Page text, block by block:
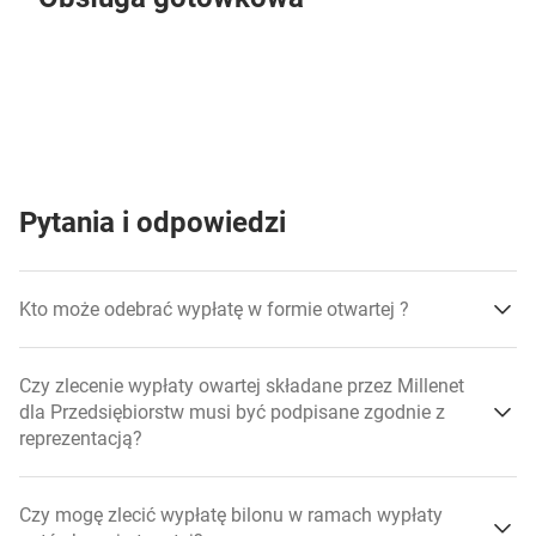
Pytania i odpowiedzi
Kto może odebrać wypłatę w formie otwartej ?
Czy zlecenie wypłaty owartej składane przez Millenet
dla Przedsiębiorstw musi być podpisane zgodnie z
reprezentacją?
Czy mogę zlecić wypłatę bilonu w ramach wypłaty